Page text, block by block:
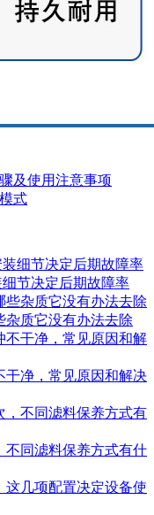
及使用注意事项
式
节决定后期故障率
杂质它没有办法去除
干净，常见原因和解决
不同滤料保养方式有什